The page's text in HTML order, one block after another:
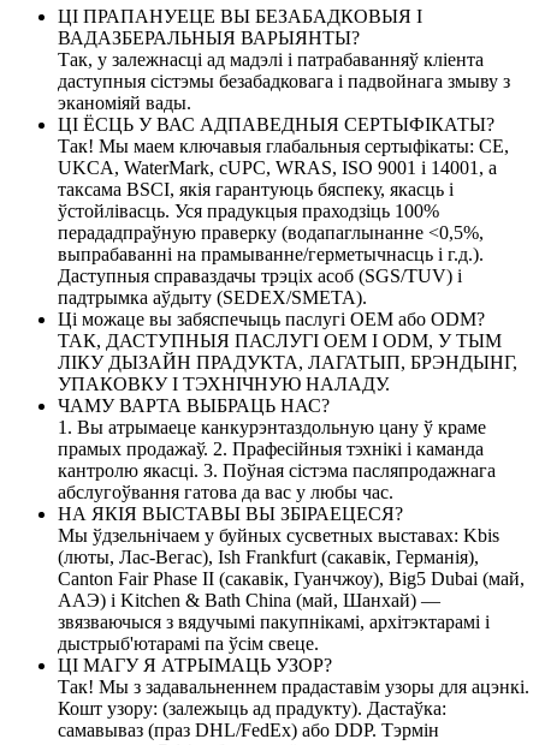
ЦІ ПРАПАНУЕЦЕ ВЫ БЕЗАБАДКОВЫЯ І
ВАДАЗБЕРАЛЬНЫЯ ВАРЫЯНТЫ?
Так, у залежнасці ад мадэлі і патрабаванняў кліента
даступныя сістэмы безабадковага і падвойнага змыву з
эканоміяй вады.
ЦІ ЁСЦЬ У ВАС АДПАВЕДНЫЯ СЕРТЫФІКАТЫ?
Так! Мы маем ключавыя глабальныя сертыфікаты: CE,
UKCA, WaterMark, cUPC, WRAS, ISO 9001 і 14001, а
таксама BSCI, якія гарантуюць бяспеку, якасць і
ўстойлівасць. Уся прадукцыя праходзіць 100%
перададпраўную праверку (водапаглынанне <0,5%,
выпрабаванні на прамыванне/герметычнасць і г.д.).
Даступныя справаздачы трэціх асоб (SGS/TUV) і
падтрымка аўдыту (SEDEX/SMETA).
Ці можаце вы забяспечыць паслугі OEM або ODM?
ТАК, ДАСТУПНЫЯ ПАСЛУГІ OEM І ODM, У ТЫМ
ЛІКУ ДЫЗАЙН ПРАДУКТА, ЛАГАТЫП, БРЭНДЫНГ,
УПАКОВКУ І ТЭХНІЧНУЮ НАЛАДУ.
ЧАМУ ВАРТА ВЫБРАЦЬ НАС?
1. Вы атрымаеце канкурэнтаздольную цану ў краме
прамых продажаў. 2. Прафесійныя тэхнікі і каманда
кантролю якасці. 3. Поўная сістэма пасляпродажнага
абслугоўвання гатова да вас у любы час.
НА ЯКІЯ ВЫСТАВЫ ВЫ ЗБІРАЕЦЕСЯ?
Мы ўдзельнічаем у буйных сусветных выставах: Kbis
(люты, Лас-Вегас), Ish Frankfurt (сакавік, Германія),
Canton Fair Phase II (сакавік, Гуанчжоу), Big5 Dubai (май,
ААЭ) і Kitchen & Bath China (май, Шанхай) —
звязваючыся з вядучымі пакупнікамі, архітэктарамі і
дыстрыб'ютарамі па ўсім свеце.
ЦІ МАГУ Я АТРЫМАЦЬ УЗОР?
Так! Мы з задавальненнем прадаставім узоры для ацэнкі.
Кошт узору: (залежыць ад прадукту). Дастаўка:
самавываз (праз DHL/FedEx) або DDP. Тэрмін